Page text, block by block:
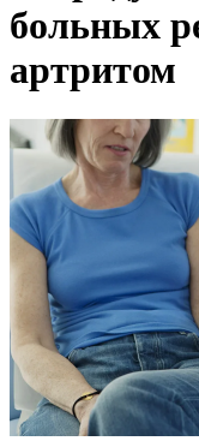
больных
артритом